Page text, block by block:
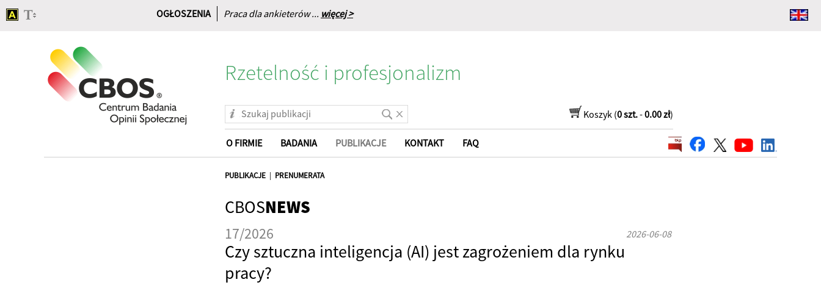
OGŁOSZENIA Praca dla ankieterów ... więcej >
główna
Rzetelność i profesjonalizm
Koszyk (0 szt.-0.00 zł)
O FIRMIE BADANIA PUBLIKACJE KONTAKT FAQ
PUBLIKACJE | PRENUMERATA
CBOSNEWS
17/2026 2026-06-08
Czy sztuczna inteligencja (AI) jest zagrożeniem dla rynku
pracy?